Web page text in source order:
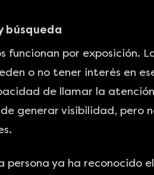
búsqueda
funcionan por exposición.
o no tener interés en
de llamar la
generar visibilidad, pero
persona ya ha reconocido